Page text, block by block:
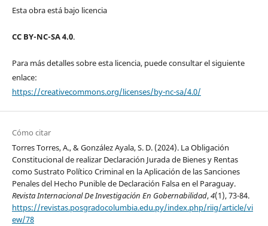
Esta obra está bajo licencia
CC BY-NC-SA 4.0.
Para más detalles sobre esta licencia, puede consultar el siguiente
enlace:
https://creativecommons.org/licenses/by-nc-sa/4.0/
Cómo citar
Torres Torres, A., & González Ayala, S. D. (2024). La Obligación
Constitucional de realizar Declaración Jurada de Bienes y Rentas
como Sustrato Político Criminal en la Aplicación de las Sanciones
Penales del Hecho Punible de Declaración Falsa en el Paraguay.
Revista Internacional De Investigación En Gobernabilidad,4(1), 73-84.
https://revistas.posgradocolumbia.edu.py/index.php/riig/article/vi
ew/78